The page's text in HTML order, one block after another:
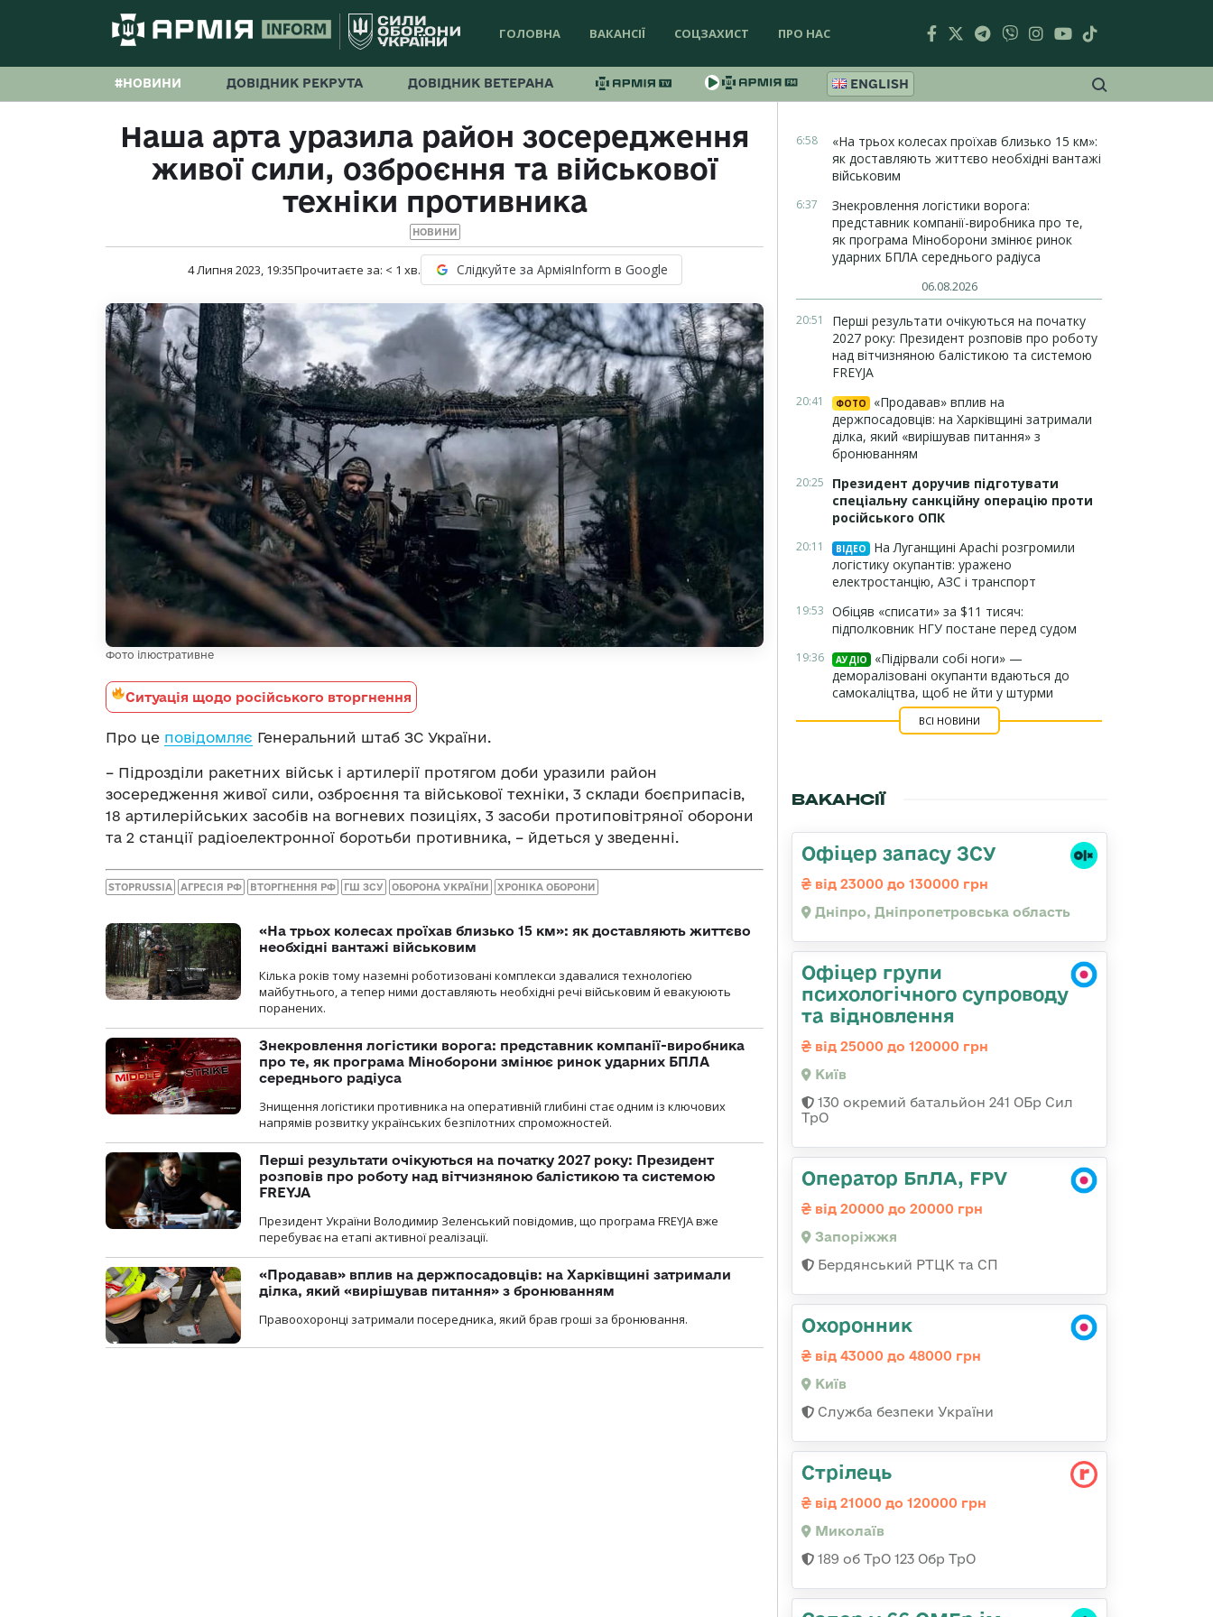
ГОЛОВНА ВАКАНСІЇ СОЦЗАХИСТ ПРО НАС
#НОВИНИ ДОВІДНИК РЕКРУТА ДОВІДНИК ВЕТЕРАНА ENGLISH
Наша арта уразила район зосередження
живої сили, озброєння та військової
техніки противника
НОВИНИ
4 Липня 2023, 19:35Прочитаєте за: < 1 хв. Слідкуйте за АрміяInform в Google
Фото ілюстративне
Ситуація щодо російського вторгнення
Про це повідомляє Генеральний штаб ЗС України.
– Підрозділи ракетних військ і артилерії протягом доби уразили район
зосередження живої сили, озброєння та військової техніки, 3 склади боєприпасів,
18 артилерійських засобів на вогневих позиціях, 3 засоби протиповітряної оборони
та 2 станції радіоелектронної боротьби противника, – йдеться у зведенні.
STOPRUSSIA АГРЕСІЯ РФ ВТОРГНЕННЯ РФ ГШ ЗСУ ОБОРОНА УКРАЇНИ ХРОНІКА ОБОРОНИ
«На трьох колесах проїхав близько 15 км»: як доставляють життєво
необхідні вантажі військовим
Кілька років тому наземні роботизовані комплекси здавалися технологією
майбутнього, а тепер ними доставляють необхідні речі військовим й евакуюють
поранених.
Знекровлення логістики ворога: представник компанії-виробника
про те, як програма Міноборони змінює ринок ударних БПЛА
середнього радіуса
Знищення логістики противника на оперативній глибині стає одним із ключових
напрямів розвитку українських безпілотних спроможностей.
Перші результати очікуються на початку 2027 року: Президент
розповів про роботу над вітчизняною балістикою та системою
FREYJA
Президент України Володимир Зеленський повідомив, що програма FREYJA вже
перебуває на етапі активної реалізації.
«Продавав» вплив на держпосадовців: на Харківщині затримали
ділка, який «вирішував питання» з бронюванням
Правоохоронці затримали посередника, який брав гроші за бронювання.
6:58
«На трьох колесах проїхав близько 15 км»:
як доставляють життєво необхідні вантажі
військовим
6:37
Знекровлення логістики ворога:
представник компанії-виробника про те,
як програма Міноборони змінює ринок
ударних БПЛА середнього радіуса
06.08.2026
20:51
Перші результати очікуються на початку
2027 року: Президент розповів про роботу
над вітчизняною балістикою та системою
FREYJA
20:41 ФОТО
«Продавав» вплив на
держпосадовців: на Харківщині затримали
ділка, який «вирішував питання» з
бронюванням
20:25
Президент доручив підготувати
спеціальну санкційну операцію проти
російського ОПК
20:11 ВІДЕО
На Луганщині Apachi розгромили
логістику окупантів: уражено
електростанцію, АЗС і транспорт
19:53 Обіцяв «списати» за $11 тисяч:
підполковник НГУ постане перед судом
19:36 АУДІО
«Підірвали собі ноги» —
деморалізовані окупанти вдаються до
самокаліцтва, щоб не йти у штурми
ВСІ НОВИНИ
ВАКАНСІЇ
Офіцер запасу ЗСУ
від 23000 до 130000 грн
Дніпро, Дніпропетровська область
Офіцер групи
психологічного супроводу
та відновлення
від 25000 до 120000 грн
Київ
130 окремий батальйон 241 ОБр Сил
ТрО
Оператор БпЛА, FPV
від 20000 до 20000 грн
Запоріжжя
Бердянський РТЦК та СП
Охоронник
від 43000 до 48000 грн
Київ
Служба безпеки України
Стрілець
від 21000 до 120000 грн
Миколаїв
189 об ТрО 123 Обр ТрО